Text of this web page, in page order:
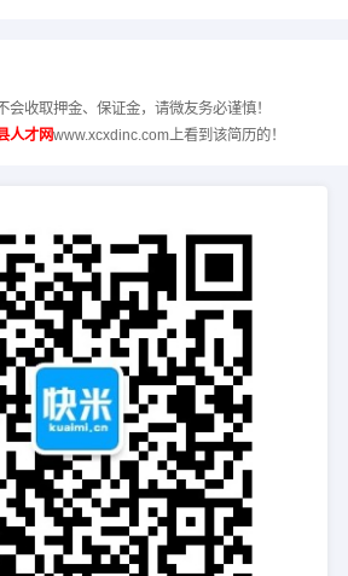
收取押金、保证金，请微友务必谨慎！
人才网www.xcxdinc.com上看到该简历的！